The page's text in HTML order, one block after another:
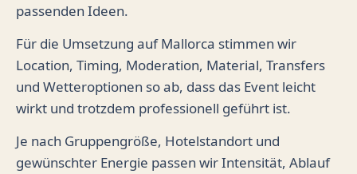
passenden Ideen.
Für die Umsetzung auf Mallorca stimmen wir
Location, Timing, Moderation, Material, Transfers
und Wetteroptionen so ab, dass das Event leicht
wirkt und trotzdem professionell geführt ist.
Je nach Gruppengröße, Hotelstandort und
gewünschter Energie passen wir Intensität, Ablauf